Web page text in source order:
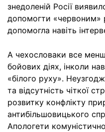
знедоленій Росії
допомогти «червоним»
допомогла навіть
А чехословаки все
бойових діях, інколи
«білого руху».
та відсутність чіткої
розвитку конфлікту
антибільшовицького
Апологети